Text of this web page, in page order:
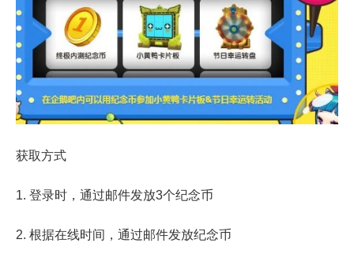
获取方式
1. 登录时，通过邮件发放3个纪念币
2. 根据在线时间，通过邮件发放纪念币